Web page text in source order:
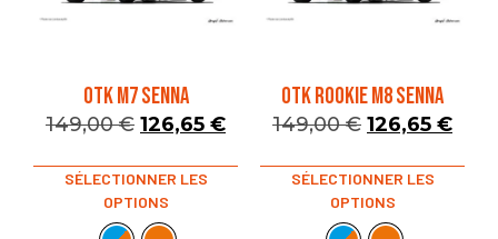
OTK M7 SENNA
149,00€ 126,65 €
SÉLECTIONNER LES
OPTIONS
OTK ROOKIE M8 SENNA
149,00€ 126,65 €
SÉLECTIONNER LES
OPTIONS